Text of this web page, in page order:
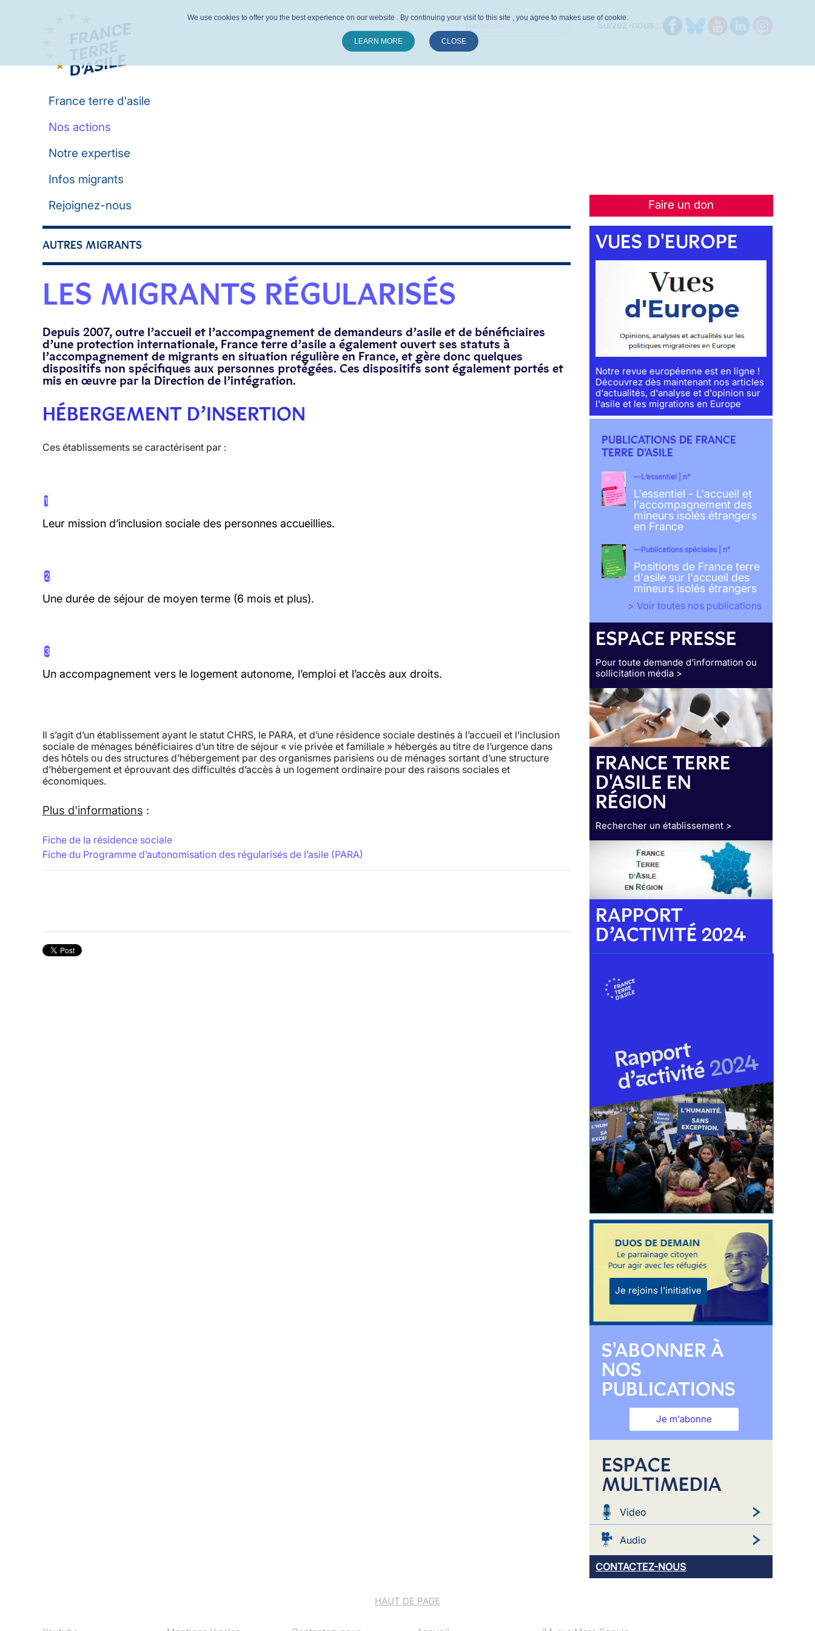
France terre d'asile
Nos actions
Notre expertise
Infos migrants
Faire un don
Rejoignez-nous
AUTRES MIGRANTS
LES MIGRANTS RÉGULARISÉS
Depuis 2007, outre l’accueil et l’accompagnement de demandeurs d’asile et de bénéficiaires
d’une protection internationale, France terre d’asile a également ouvert ses statuts à
l’accompagnement de migrants en situation régulière en France, et gère donc quelques
dispositifs non spécifiques aux personnes protégées. Ces dispositifs sont également portés et
mis en œuvre par la Direction de l’intégration.
HÉBERGEMENT D’INSERTION
Ces établissements se caractérisent par :
1
Leur mission d’inclusion sociale des personnes accueillies.
2
Une durée de séjour de moyen terme (6 mois et plus).
3
Un accompagnement vers le logement autonome, l’emploi et l’accès aux droits.
Il s’agit d’un établissement ayant le statut CHRS, le PARA, et d’une résidence sociale destinés à l’accueil et l’inclusion
sociale de ménages bénéficiaires d’un titre de séjour « vie privée et familiale » hébergés au titre de l’urgence dans
des hôtels ou des structures d’hébergement par des organismes parisiens ou de ménages sortant d’une structure
d’hébergement et éprouvant des difficultés d’accès à un logement ordinaire pour des raisons sociales et
économiques.
Plus d'informations :
Fiche de la résidence sociale
Fiche du Programme d’autonomisation des régularisés de l’asile (PARA)
VUES D'EUROPE
Notre revue européenne est en ligne !
Découvrez dès maintenant nos articles
d'actualités, d'analyse et d'opinion sur
l'asile et les migrations en Europe
PUBLICATIONS DE FRANCE
TERRE D'ASILE
L’essentiel | n°
L'essentiel - L'accueil et
l'accompagnement des
mineurs isolés étrangers
en France
Publications spéciales | n°
Positions de France terre
d'asile sur l'accueil des
mineurs isolés étrangers
> Voir toutes nos publications
ESPACE PRESSE
Pour toute demande d’information ou
sollicitation média >
FRANCE TERRE
D'ASILE EN
RÉGION
Rechercher un établissement >
RAPPORT
D’ACTIVITÉ 2024
Je rejoins l'initiative
S'ABONNER À
NOS
PUBLICATIONS
Je m'abonne
ESPACE
MULTIMEDIA
Video
Audio
CONTACTEZ-NOUS
HAUT DE PAGE
We use cookies to offer you the best experience on our website . By continuing your visit to this site , you agree to makes use of cookie.
LEARN MORE CLOSE